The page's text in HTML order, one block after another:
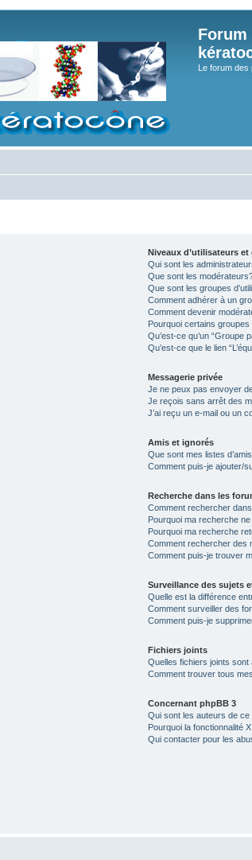
Forum
Le forum des
Niveaux d’utilisateurs et
Qui sont les
Que sont les
Que sont les groupes
Comment adhérer à un
Comment devenir
Pourquoi certains
Qu’est-ce qu’un “Groupe
Qu’est-ce que le lien
Messagerie privée
Je ne peux pas envoyer
Je reçois sans arrêt des
J’ai reçu un e-mail ou un
Amis et ignorés
Que sont mes listes
Comment puis-je ajouter/
Recherche dans les
Comment rechercher
Pourquoi ma recherche
Pourquoi ma recherche
Comment rechercher des
Comment puis-je trouver
Surveillance des sujets
Quelle est la différence
Comment surveiller des
Comment puis-je
Fichiers joints
Quelles fichiers joints
Comment trouver tous
Concernant phpBB 3
Qui sont les auteurs de ce
Pourquoi la fonctionnalité
Qui contacter pour les